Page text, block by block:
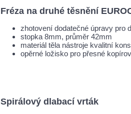
Fréza na druhé těsnění
zhotovení dodatečné úpravy pro
stopka 8mm, průměr 42mm
materiál těla nástroje kvalitní
opěrné ložisko pro přesné
Spirálový dlabací vrták